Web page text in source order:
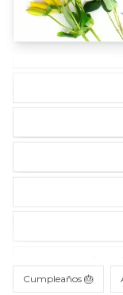
Cumpleaños 🎂